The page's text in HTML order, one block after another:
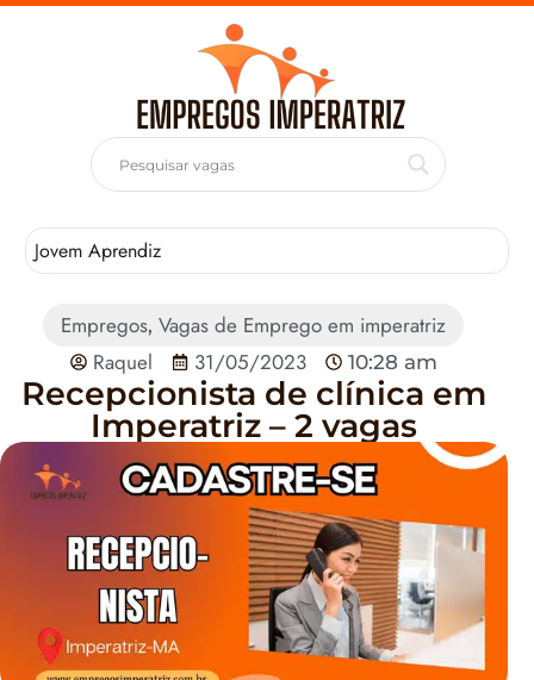
Jovem Aprendiz
Empregos,Vagas de Emprego em imperatriz
Raquel
31/05/2023 10:28 am
Recepcionista de clínica em
Imperatriz – 2 vagas